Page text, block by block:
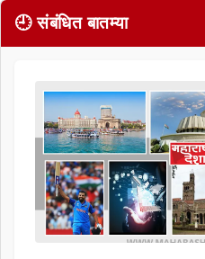
🕘 संबंधित बातम्या